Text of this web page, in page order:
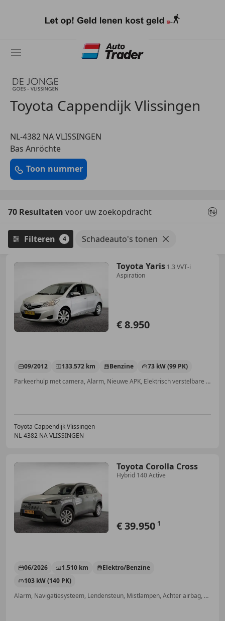
naar
Toyota Cappendijk Vlissingen
NL-4382 NA VLISSINGEN
Bas Anröchte
Toon nummer
70 Resultaten voor uw zoekopdracht
Filteren 4 Schadeauto's tonen
Toyota Yaris 1.3 VVT-i
Aspiration
€ 8.950
09/2012 133.572 km Benzine
73 kW (99 PK)
Parkeerhulp met camera, Alarm, Nieuwe APK, Elektrisch verstelbare buitenspiegels, Bluetooth, Airconditioning, Cruise control, Zij-airbags
Toyota Cappendijk Vlissingen
NL-4382 NA VLISSINGEN
Toyota Corolla Cross
Hybrid 140 Active
€ 39.950 1
06/2026 1.510 km
Elektro/Benzine
103 kW (140 PK)
Alarm, Navigatiesysteem, Lendensteun, Mistlampen, Achter airbag, Garantie, Dakrails, Regensensor